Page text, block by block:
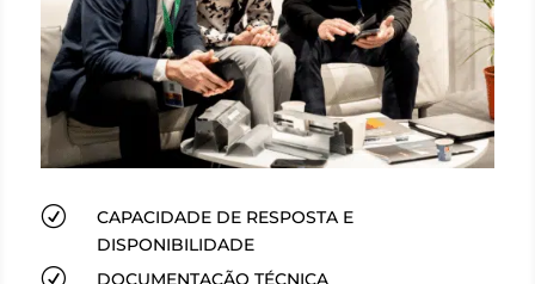
R
CAPACIDADE DE RESPOSTA E
DISPONIBILIDADE
R DOCUMENTAÇÃO TÉCNICA